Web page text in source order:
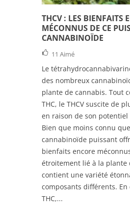
THCV : LES BIENFAITS
MÉCONNUS DE CE
CANNABINOÏDE
11 Aimé
Le
des nombreux
plante de cannabis. Tout
THC, le THCV suscite de
en raison de son
Bien que moins connu
cannabinoïde puissant
bienfaits encore
étroitement lié à la plante
contient une variété
composants différents. En
THC,...